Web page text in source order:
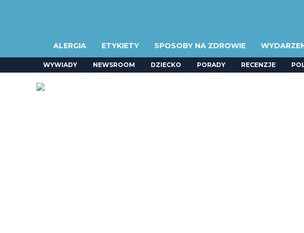
ALERGIA ETYKIETY SPOSOBY NA ZDROWIE
WYWIADY NEWSROOM DZIECKO PORADY RECENZJE